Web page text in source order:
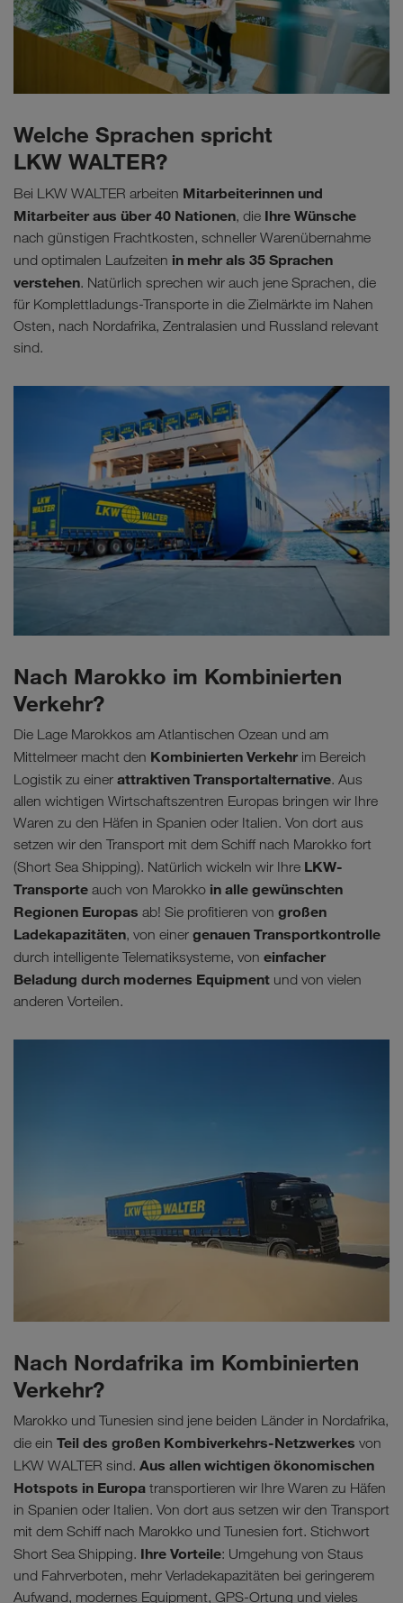
Welche Sprachen spricht
LKW WALTER?
Bei LKW WALTER arbeiten Mitarbeiterinnen und
Mitarbeiter aus über 40 Nationen, die Ihre Wünsche
nach günstigen Frachtkosten, schneller Warenübernahme
und optimalen Laufzeiten in mehr als 35 Sprachen
verstehen. Natürlich sprechen wir auch jene Sprachen, die
für Komplettladungs-Transporte in die Zielmärkte im Nahen
Osten, nach Nordafrika, Zentralasien und Russland relevant
sind.
Nach Marokko im Kombinierten
Verkehr?
Die Lage Marokkos am Atlantischen Ozean und am
Mittelmeer macht den Kombinierten Verkehr im Bereich
Logistik zu einer attraktiven Transportalternative. Aus
allen wichtigen Wirtschaftszentren Europas bringen wir Ihre
Waren zu den Häfen in Spanien oder Italien. Von dort aus
setzen wir den Transport mit dem Schiff nach Marokko fort
(Short Sea Shipping). Natürlich wickeln wir Ihre LKW-
Transporte auch von Marokko in alle gewünschten
Regionen Europas ab! Sie profitieren von großen
Ladekapazitäten, von einer genauen Transportkontrolle
durch intelligente Telematiksysteme, von einfacher
Beladung durch modernes Equipment und von vielen
anderen Vorteilen.
Nach Nordafrika im Kombinierten
Verkehr?
Marokko und Tunesien sind jene beiden Länder in Nordafrika,
die ein Teil des großen Kombiverkehrs-Netzwerkes von
LKW WALTER sind. Aus allen wichtigen ökonomischen
Hotspots in Europa transportieren wir Ihre Waren zu Häfen
in Spanien oder Italien. Von dort aus setzen wir den Transport
mit dem Schiff nach Marokko und Tunesien fort. Stichwort
Short Sea Shipping. Ihre Vorteile: Umgehung von Staus
und Fahrverboten, mehr Verladekapazitäten bei geringerem
Aufwand, modernes Equipment, GPS-Ortung und vieles